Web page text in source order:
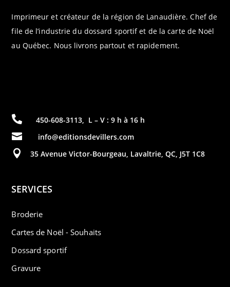
Imprimeur et créateur de la région de Lanaudière. Chef de
file de l’industrie du dossard sportif et de la carte de Noël
au Québec. Nous livrons partout et rapidement.
 450-608-3113, L – V : 9 h à 16 h
 info@editionsdevillers.com
 35 Avenue Victor-Bourgeau, Lavaltrie, QC, J5T 1C8
SERVICES
Broderie
Cartes de Noël - Souhaits
Dossard sportif
Gravure